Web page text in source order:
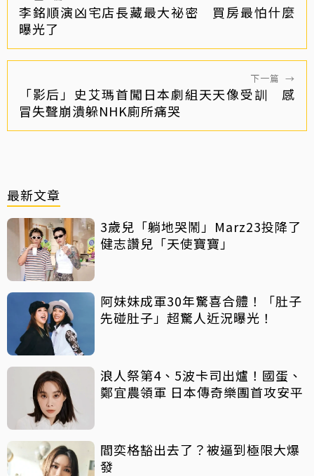
李銘順演凶宅店長藏最大祕密 買房最怕什麼
曝光了
下一篇 →
「影后」史艾瑪首闖日本劇組天天像受訓 感
冒失聲崩潰躲NHK廁所痛哭
最新文章
3歲兒「躺地哭鬧」Marz23投降了
健志讚兒「天使寶寶」
阿妹妹成軍30年驚喜合體！「肚子
先碰肚子」超驚人近況曝光！
浪人祭第4、5波卡司出爐！國蛋、
鄭宜農領軍 日本傳奇樂團首攻安平
閻奕格豁出去了？被逼到極限大爆
發